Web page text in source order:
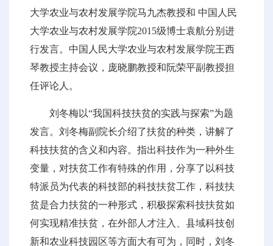
大学农业与农村发展学院马九杰教授和 中国人民
大学农业与农村发展学院2015级博士袁航分别进
行发言。中国人民大学农业与农村发展学院王西
琴教授主持会议，庞晓鹏教授和阮荣平副教授担
任评论人。
刘冬梅以“我国科技扶贫的实践与探索”为题
发言。刘冬梅副院长介绍了扶贫的种类，讲解了
科技扶贫的含义和内容。指出科技作为一种外生
变量，对扶贫工作有特殊的作用，分享了以科技
特派员为代表的科技部的科技扶贫工作，科技扶
贫是合力扶贫的一种形式，积极探索科技扶贫如
何实现精准扶贫，在外部人才注入、县域科技创
新和农业科技园区等方面大有可为，同时，刘冬